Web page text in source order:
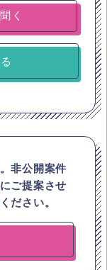
非公開案件
ご提案させ
ださい。